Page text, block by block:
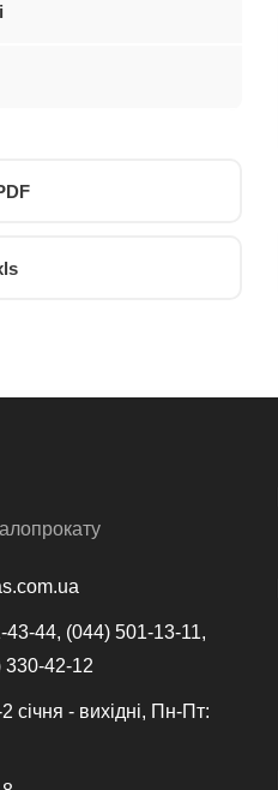
43-44, (044) 501-13-11,
330-42-12
січня - вихідні, Пн-Пт: